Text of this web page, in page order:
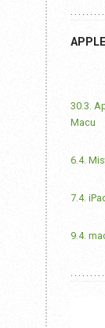
30.3.
Macu
6.4.
7.4.
9.4.